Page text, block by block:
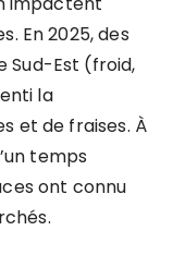
En 2025, des
Sud-Est (froid,
la
et de fraises. À
temps
ont connu